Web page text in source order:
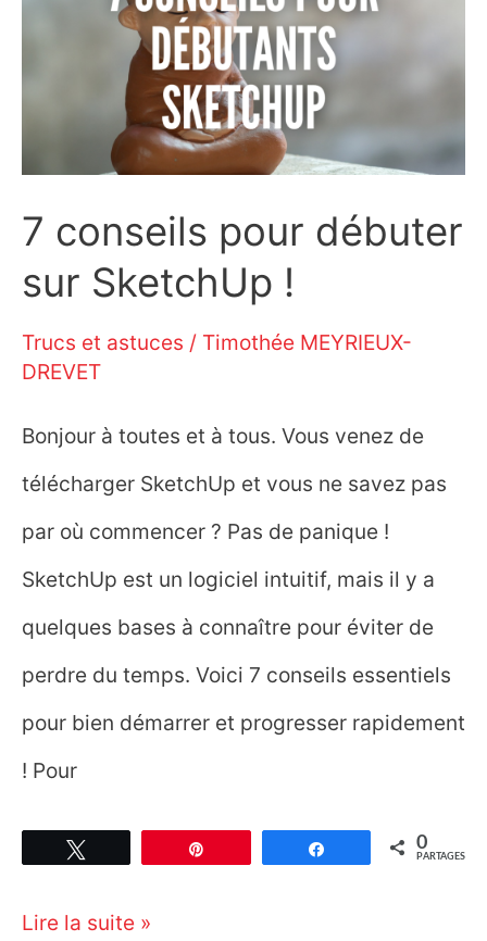
Warehouse
SketchUp
?
7 conseils pour débuter
sur SketchUp !
Trucs et astuces / Timothée MEYRIEUX-
DREVET
Bonjour à toutes et à tous. Vous venez de
télécharger SketchUp et vous ne savez pas
par où commencer ? Pas de panique !
SketchUp est un logiciel intuitif, mais il y a
quelques bases à connaître pour éviter de
perdre du temps. Voici 7 conseils essentiels
pour bien démarrer et progresser rapidement
! Pour
Partagez 0
PARTAGES
7
Lire la suite »